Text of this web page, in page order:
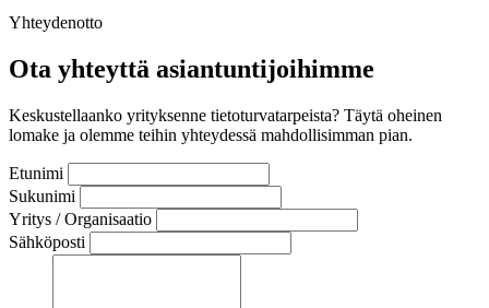
Yhteydenotto
Ota yhteyttä asiantuntijoihimme
Keskustellaanko yrityksenne tietoturvatarpeista? Täytä oheinen
lomake ja olemme teihin yhteydessä mahdollisimman pian.
Etunimi
Sukunimi
Yritys / Organisaatio
Sähköposti